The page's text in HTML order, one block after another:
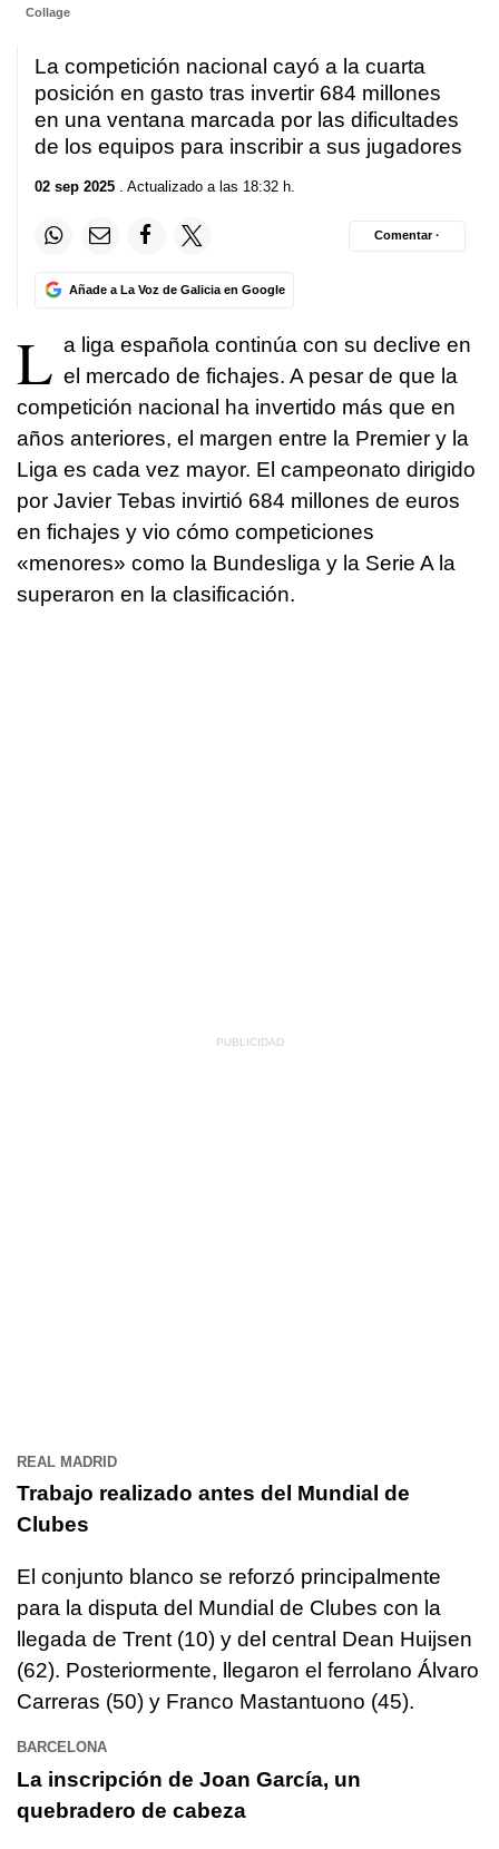
Collage
La competición nacional cayó a la cuarta
posición en gasto tras invertir 684 millones
en una ventana marcada por las dificultades
de los equipos para inscribir a sus jugadores
02 sep 2025 . Actualizado a las 18:32 h.
Añade a La Voz de Galicia en Google
Comentar ·
L a liga española continúa con su declive en
el mercado de fichajes. A pesar de que la
competición nacional ha invertido más que en
años anteriores, el margen entre la Premier y la
Liga es cada vez mayor. El campeonato dirigido
por Javier Tebas invirtió 684 millones de euros
en fichajes y vio cómo competiciones
«menores» como la Bundesliga y la Serie A la
superaron en la clasificación.
REAL MADRID
Trabajo realizado antes del Mundial de
Clubes
El conjunto blanco se reforzó principalmente
para la disputa del Mundial de Clubes con la
llegada de Trent (10) y del central Dean Huijsen
(62). Posteriormente, llegaron el ferrolano Álvaro
Carreras (50) y Franco Mastantuono (45).
BARCELONA
La inscripción de Joan García, un
quebradero de cabeza